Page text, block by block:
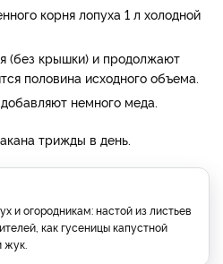
корня лопуха 1 л холодной
(без крышки) и продолжают
половина исходного объема.
немного меда.
трижды в день.
и огородникам: настой из листьев
как гусеницы капустной
жук.